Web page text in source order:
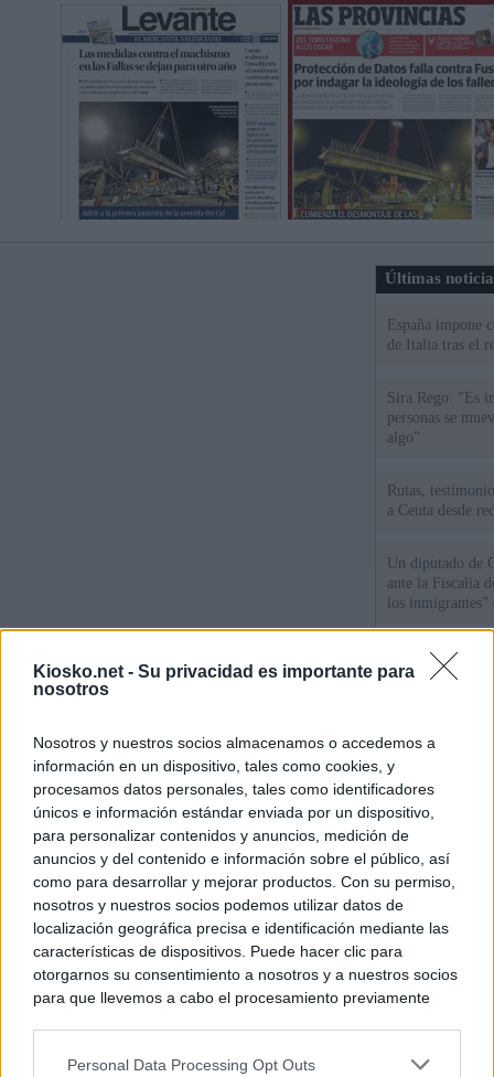
Kiosko.net - Su privacidad es importante para
nosotros
Nosotros y nuestros socios almacenamos o accedemos a
información en un dispositivo, tales como cookies, y
procesamos datos personales, tales como identificadores
únicos e información estándar enviada por un dispositivo,
para personalizar contenidos y anuncios, medición de
anuncios y del contenido e información sobre el público, así
como para desarrollar y mejorar productos. Con su permiso,
nosotros y nuestros socios podemos utilizar datos de
localización geográfica precisa e identificación mediante las
características de dispositivos. Puede hacer clic para
otorgarnos su consentimiento a nosotros y a nuestros socios
para que llevemos a cabo el procesamiento previamente
negar su consentimiento. Tenga en cuenta que algún
Personal Data Processing Opt Outs
Últimas
España impone
de Italia tras el
Sira Rego: "Es
personas se
algo"
Rutas,
a Ceuta desde
Un diputado de
ante la Fiscalía
los inmigrantes”
La Comunidad
de lujo de
euros el diseño
Puerta del Sol
© Kiosko.net Aviso Legal Privacidad y Cookies